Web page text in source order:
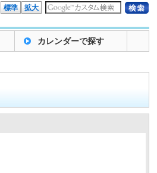
標準 拡大
カレンダーで探す